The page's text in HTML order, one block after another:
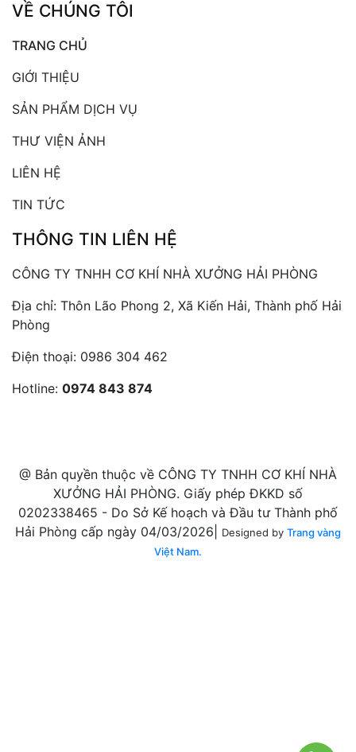
VỀ CHÚNG TÔI
TRANG CHỦ
GIỚI THIỆU
SẢN PHẨM DỊCH VỤ
THƯ VIỆN ẢNH
LIÊN HỆ
TIN TỨC
THÔNG TIN LIÊN HỆ
CÔNG TY TNHH CƠ KHÍ NHÀ XƯỞNG HẢI PHÒNG
Địa chỉ: Thôn Lão Phong 2, Xã Kiến Hải, Thành phố Hải
Phòng
Điện thoại: 0986 304 462
Hotline: 0974 843 874
@ Bản quyền thuộc về CÔNG TY TNHH CƠ KHÍ NHÀ
XƯỞNG HẢI PHÒNG. Giấy phép ĐKKD số
0202338465 - Do Sở Kế hoạch và Đầu tư Thành phố
Hải Phòng cấp ngày 04/03/2026|
Designed by Trang vàng
Việt Nam.